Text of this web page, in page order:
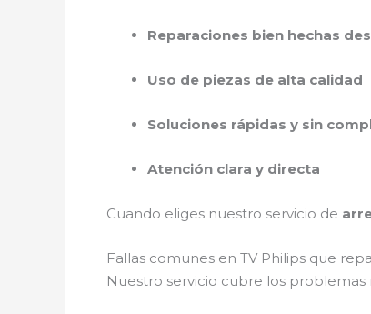
Reparaciones bien hechas
Uso de piezas de alta calidad
Soluciones rápidas y sin
Atención clara y directa
Cuando eliges nuestro servicio de
Fallas comunes en TV Philips que
Nuestro servicio cubre los